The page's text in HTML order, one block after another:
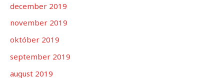
december 2019
november 2019
október 2019
september 2019
august 2019